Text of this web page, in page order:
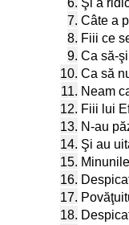
6. Şi a
7. Câte a
8. Fiii ce
9. Ca să-
10. Ca să
11. Neam
12. Fiii lui
13. N-au
14. Şi au
15.
16.
17.
18.